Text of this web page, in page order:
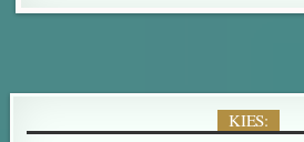
KIES: